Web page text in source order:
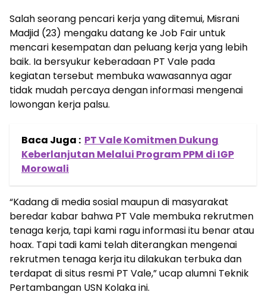
Salah seorang pencari kerja yang ditemui, Misrani
Madjid (23) mengaku datang ke Job Fair untuk
mencari kesempatan dan peluang kerja yang lebih
baik. Ia bersyukur keberadaan PT Vale pada
kegiatan tersebut membuka wawasannya agar
tidak mudah percaya dengan informasi mengenai
lowongan kerja palsu.
Baca Juga : PT Vale Komitmen Dukung
Keberlanjutan Melalui Program PPM di IGP
Morowali
“Kadang di media sosial maupun di masyarakat
beredar kabar bahwa PT Vale membuka rekrutmen
tenaga kerja, tapi kami ragu informasi itu benar atau
hoax. Tapi tadi kami telah diterangkan mengenai
rekrutmen tenaga kerja itu dilakukan terbuka dan
terdapat di situs resmi PT Vale,” ucap alumni Teknik
Pertambangan USN Kolaka ini.